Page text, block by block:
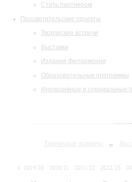
Стать партнером
Просветительские проекты
Творческие встречи
Выставки
Издания филармонии
Образовательные программы
Инклюзивные и специальные
Творческие встречи
2019/20 2020/21 2021/22 2022/23